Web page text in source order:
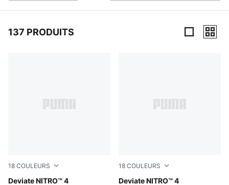
137 PRODUITS
18 COULEURS
Deviate NITRO™ 4
Ultra Red-PUMA Silver
18 COULEURS
Deviate NITRO™ 4
Jasmine Flower-Pearl Pink